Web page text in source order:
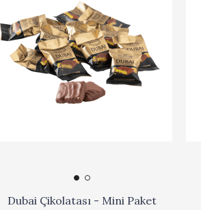
Dubai Çikolatası - Mini Paket